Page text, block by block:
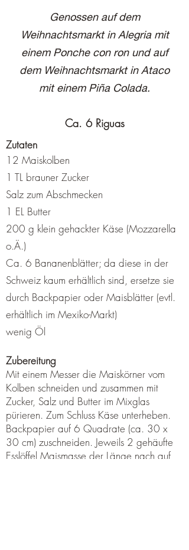
Genossen auf dem
Weihnachtsmarkt in Alegria mit
einem Ponche con ron und auf
dem Weihnachtsmarkt in Ataco
mit einem Piña Colada.
Ca. 6 Riguas
Zutaten
12 Maiskolben
1 TL brauner Zucker
Salz zum Abschmecken
1 EL Butter
200 g klein gehackter Käse (Mozzarella
o.Ä.)
Ca. 6 Bananenblätter; da diese in der
Schweiz kaum erhältlich sind, ersetze sie
durch Backpapier oder Maisblätter (evtl.
erhältlich im Mexiko-Markt)
wenig Öl
Zubereitung
Mit einem Messer die Maiskörner vom
Kolben schneiden und zusammen mit
Zucker, Salz und Butter im Mixglas
pürieren. Zum Schluss Käse unterheben.
Backpapier auf 6 Quadrate (ca. 30 x
30 cm) zuschneiden. Jeweils 2 gehäufte
Esslöffel Maismasse der Länge nach auf